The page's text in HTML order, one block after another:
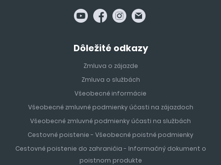
Dôležité odkazy
Zmluva o zájazde
Zmluva o službách
Všeobecné informácie
Všeobecné zmluvné podmienky účasti na zájazdoch
Všeobecné zmluvné podmienky účasti na službách
Cestovné poistenie - Všeobecné poistné podmienky
Cestovné poistenie do zahraničia - Informačný dokument o
poistnom produkte